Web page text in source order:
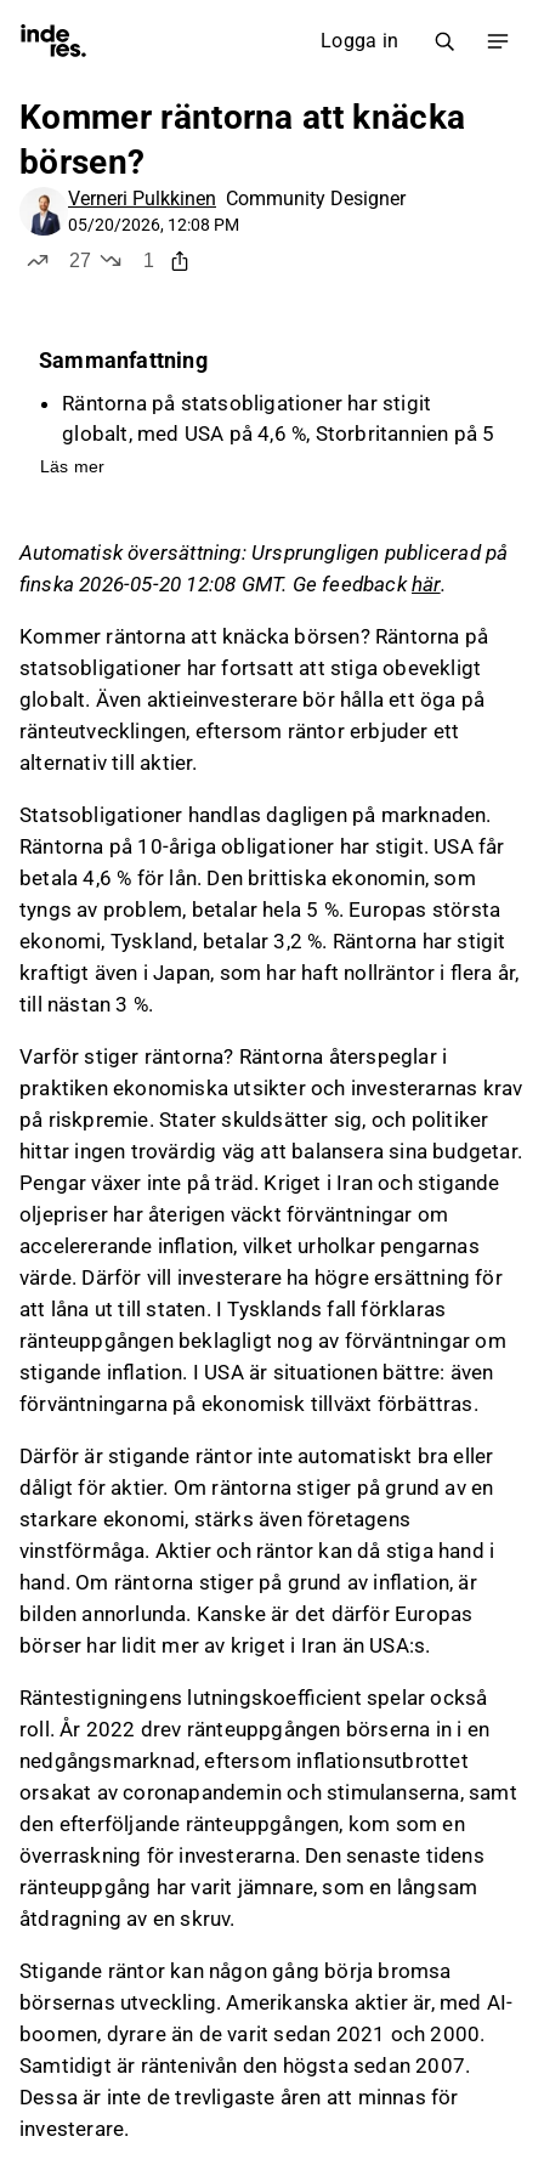
Logga in
Kommer räntorna att knäcka
börsen?
Verneri Pulkkinen Community Designer
05/20/2026, 12:08 PM
27
1
Sammanfattning
Räntorna på statsobligationer har stigit
globalt, med USA på 4,6 %, Storbritannien på 5
%, Tyskland på 3,2 % och Japan nära 3 %.
särskilt på grund av kriget i Iran och stigande
oljepriser.
Stigande räntor påverkar aktiemarknaden olika
beroende på orsaken; en stark ekonomi kan
gynna aktier, medan inflation kan skada dem.
Amerikanska aktier är dyra på grund av AI-
boomen, och den höga räntenivån kan börja
Detta innehåll är skapat av AI. Du kan lämna feedback
om det på Inderesforum
Läs mer
Automatisk översättning: Ursprungligen publicerad på
finska 2026-05-20 12:08 GMT. Ge feedbackhär.
Kommer räntorna att knäcka börsen? Räntorna på
statsobligationer har fortsatt att stiga obevekligt
globalt. Även aktieinvesterare bör hålla ett öga på
ränteutvecklingen, eftersom räntor erbjuder ett
alternativ till aktier.
Statsobligationer handlas dagligen på marknaden.
Räntorna på 10-åriga obligationer har stigit. USA får
betala 4,6 % för lån. Den brittiska ekonomin, som
tyngs av problem, betalar hela 5 %. Europas största
ekonomi, Tyskland, betalar 3,2 %. Räntorna har stigit
kraftigt även i Japan, som har haft nollräntor i flera år,
till nästan 3 %.
Varför stiger räntorna? Räntorna återspeglar i
praktiken ekonomiska utsikter och investerarnas krav
på riskpremie. Stater skuldsätter sig, och politiker
hittar ingen trovärdig väg att balansera sina budgetar.
Pengar växer inte på träd. Kriget i Iran och stigande
oljepriser har återigen väckt förväntningar om
accelererande inflation, vilket urholkar pengarnas
värde. Därför vill investerare ha högre ersättning för
att låna ut till staten. I Tysklands fall förklaras
ränteuppgången beklagligt nog av förväntningar om
stigande inflation. I USA är situationen bättre: även
förväntningarna på ekonomisk tillväxt förbättras.
Därför är stigande räntor inte automatiskt bra eller
dåligt för aktier. Om räntorna stiger på grund av en
starkare ekonomi, stärks även företagens
vinstförmåga. Aktier och räntor kan då stiga hand i
hand. Om räntorna stiger på grund av inflation, är
bilden annorlunda. Kanske är det därför Europas
börser har lidit mer av kriget i Iran än USA:s.
Räntestigningens lutningskoefficient spelar också
roll. År 2022 drev ränteuppgången börserna in i en
nedgångsmarknad, eftersom inflationsutbrottet
orsakat av coronapandemin och stimulanserna, samt
den efterföljande ränteuppgången, kom som en
överraskning för investerarna. Den senaste tidens
ränteuppgång har varit jämnare, som en långsam
åtdragning av en skruv.
Stigande räntor kan någon gång börja bromsa
börsernas utveckling. Amerikanska aktier är, med AI-
boomen, dyrare än de varit sedan 2021 och 2000.
Samtidigt är räntenivån den högsta sedan 2007.
Dessa är inte de trevligaste åren att minnas för
investerare.